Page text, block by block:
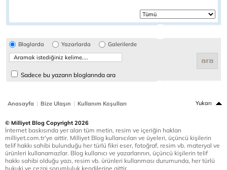
Bloglarda Yazarlarda Galerilerde
Sadece bu yazarın bloglarında ara
Anasayfa | Bize Ulaşın | Kullanım Koşulları Yukarı
© Milliyet Blog Copyright 2026
İnternet baskısında yer alan tüm metin, resim ve içeriğin hakları
milliyet.com.tr'ye aittir. Milliyet Blog kullanıcıları ve üyeleri, üçüncü kişilerin
telif hakkı sahibi bulunduğu her türlü fikri eser, fotoğraf, resim vb. materyal ve
ürünleri kullanamazlar. Blog kullanıcı ve yazarlarının, üçüncü kişilerin telif
hakkı sahibi olduğu yazı, resim vb. ürünleri kullanması durumunda, her türlü
hukuki ve cezai sorumluluk kendilerine aittir.